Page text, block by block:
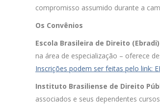
compromisso assumido durante a
Os Convênios
Escola Brasileira de Direito (Ebradi)
na área de especialização – oferece
Inscrições podem ser feitas pelo link:
Instituto Brasiliense de Direito
associados e seus dependentes